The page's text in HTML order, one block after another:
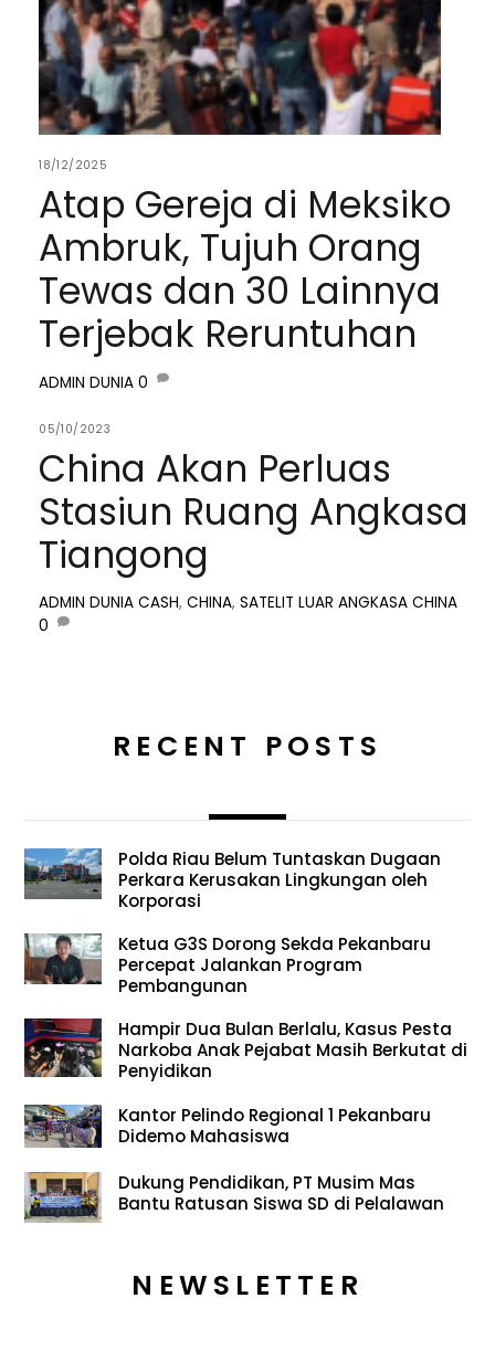
18/12/2025
Atap Gereja di Meksiko
Ambruk, Tujuh Orang
Tewas dan 30 Lainnya
Terjebak Reruntuhan
ADMIN DUNIA 0
05/10/2023
China Akan Perluas
Stasiun Ruang Angkasa
Tiangong
ADMIN DUNIA CASH,CHINA,SATELIT LUAR ANGKASA CHINA
0
RECENT POSTS
Polda Riau Belum Tuntaskan Dugaan
Perkara Kerusakan Lingkungan oleh
Korporasi
Ketua G3S Dorong Sekda Pekanbaru
Percepat Jalankan Program
Pembangunan
Hampir Dua Bulan Berlalu, Kasus Pesta
Narkoba Anak Pejabat Masih Berkutat di
Penyidikan
Kantor Pelindo Regional 1 Pekanbaru
Didemo Mahasiswa
Dukung Pendidikan, PT Musim Mas
Bantu Ratusan Siswa SD di Pelalawan
NEWSLETTER